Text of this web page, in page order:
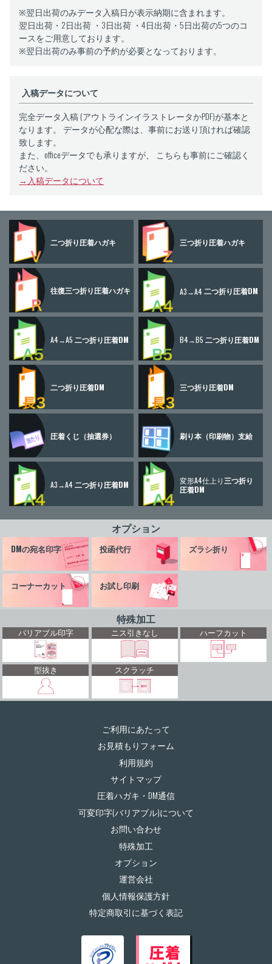
※翌日出荷のみデータ入稿日が表示納期に含まれます。
翌日出荷・2日出荷 ・3日出荷 ・4日出荷・5日出荷の5つのコ
ースをご用意しております。
※翌日出荷のみ事前の予約が必要となっております。
入稿データについて
完全データ入稿 (アウトラインイラストレータかPDF)が基本と
なります。 データが心配な際は、事前にお送り頂ければ確認
致します。
また、officeデータでも承りますが、 こちらも事前にご確認く
ださい。
→入稿データについて
二つ折り圧着ハガキ 三つ折り圧着ハガキ
往復三つ折り圧着ハガキ A3→A4二つ折り圧着DM
A4→A5 二つ折り圧着DM B4→B5 二つ折り圧着DM
二つ折り圧着DM 三つ折り圧着DM
圧着くじ （抽選券） 刷り本（印刷物） 支給
A3→A4二つ折り圧着DM 変形A4仕上り 三つ折り
圧着DM
オプション
DMの宛名印字 投函代行 ズラシ折り
コーナーカット お試し印刷
特殊加工
バリアブル印字 ニス引きなし ハーフカット
型抜き スクラッチ
ご利用にあたって
お見積もりフォーム
利用規約
サイトマップ
圧着ハガキ・DM通信
可変印字(バリアブル)について
お問い合わせ
特殊加工
オプション
運営会社
個人情報保護方針
特定商取引に基づく表記